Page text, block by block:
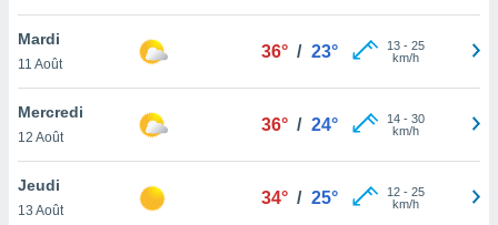
qu'ils
ou
le
Mardi
11 Août
36° / 23° 13- 25
km/h
Mercredi
12 Août
36° / 24° 14- 30
km/h
Jeudi
13 Août
34° / 25° 12- 25
km/h